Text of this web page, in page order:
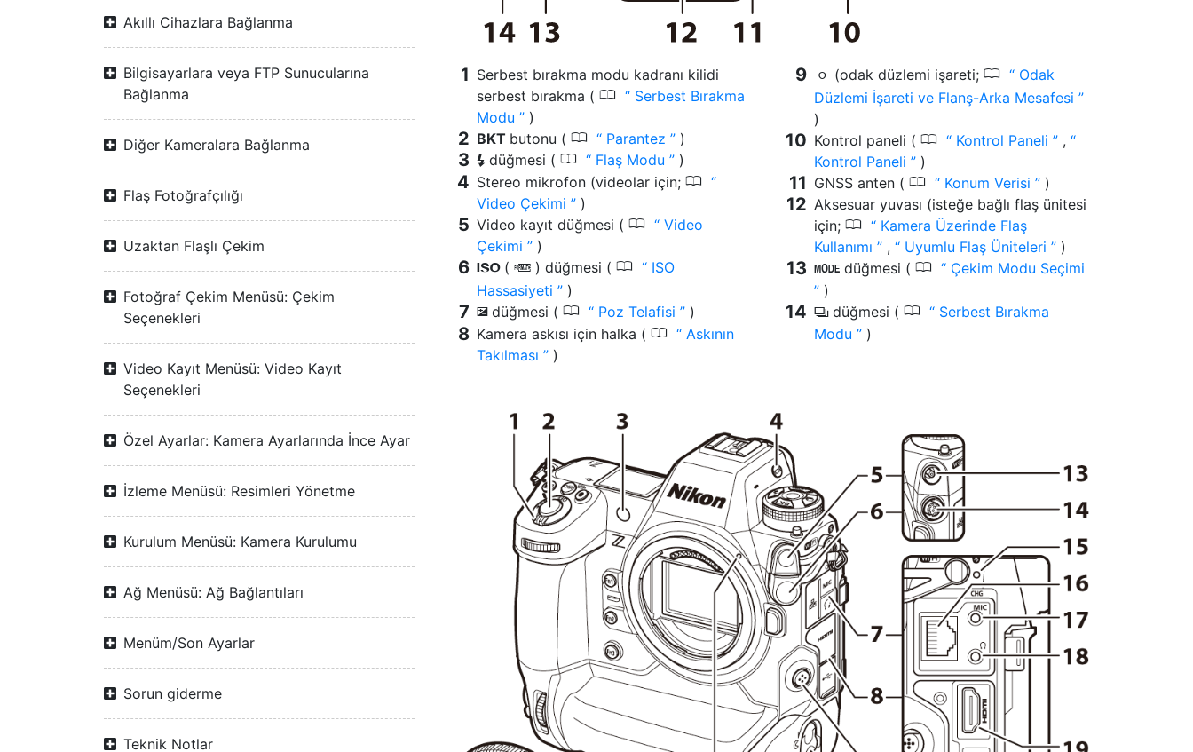
Akıllı Cihazlara Bağlanma
Bilgisayarlara veya FTP Sunucularına
Bağlanma
Diğer Kameralara Bağlanma
Flaş Fotoğrafçılığı
Uzaktan Flaşlı Çekim
Fotoğraf Çekim Menüsü: Çekim
Seçenekleri
Video Kayıt Menüsü: Video Kayıt
Seçenekleri
Özel Ayarlar: Kamera Ayarlarında İnce Ayar
İzleme Menüsü: Resimleri Yönetme
Kurulum Menüsü: Kamera Kurulumu
Ağ Menüsü: Ağ Bağlantıları
Menüm/Son Ayarlar
Sorun giderme
Teknik Notlar
Serbest bırakma modu kadranı kilidi
serbest bırakma ( 0
Serbest Bırakma
Modu
)
BKT butonu ( 0 Parantez )
c düğmesi ( 0 Flaş Modu
)
Stereo mikrofon (videolar için; 0
Video Çekimi
)
Video kayıt düğmesi ( 0
Video
Çekimi
)
S ( Q ) düğmesi ( 0
ISO
Hassasiyeti
)
E düğmesi ( 0 Poz Telafisi
)
Kamera askısı için halka ( 0
Askının
Takılması
)
E (odak düzlemi işareti; 0
Odak
Düzlemi İşareti ve Flanş-Arka Mesafesi
)
Kontrol paneli ( 0 Kontrol Paneli
,
Kontrol Paneli
)
GNSS anten ( 0 Konum Verisi
)
Aksesuar yuvası (isteğe bağlı flaş ünitesi
için; 0
Kamera Üzerinde Flaş
Kullanımı
, Uyumlu Flaş Üniteleri )
I düğmesi ( 0
Çekim Modu Seçimi
)
c düğmesi ( 0
Serbest Bırakma
Modu
)